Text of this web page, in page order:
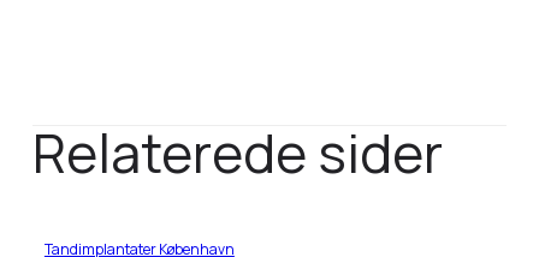
Relaterede sider
Tandimplantater København